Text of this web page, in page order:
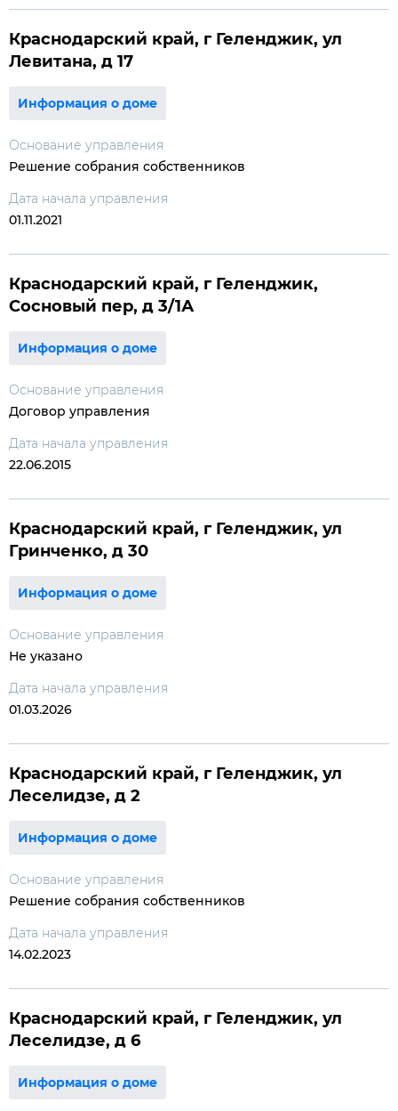
Краснодарский край, г Геленджик, ул
Левитана, д 17
Информация о доме
Основание управления
Решение собрания собственников
Дата начала управления
01.11.2021
Краснодарский край, г Геленджик,
Сосновый пер, д 3/1А
Информация о доме
Основание управления
Договор управления
Дата начала управления
22.06.2015
Краснодарский край, г Геленджик, ул
Гринченко, д 30
Информация о доме
Основание управления
Не указано
Дата начала управления
01.03.2026
Краснодарский край, г Геленджик, ул
Леселидзе, д 2
Информация о доме
Основание управления
Решение собрания собственников
Дата начала управления
14.02.2023
Краснодарский край, г Геленджик, ул
Леселидзе, д 6
Информация о доме